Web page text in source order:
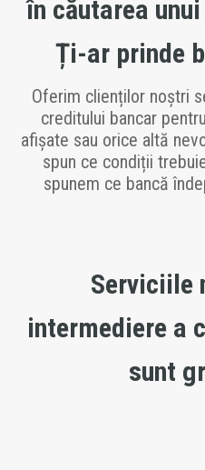
în căutarea
Ți-ar prinde
Oferim clienților noștri
creditului bancar
afișate sau orice altă
spun ce condiții
spunem ce bancă
Serviciile
intermediere a
sunt